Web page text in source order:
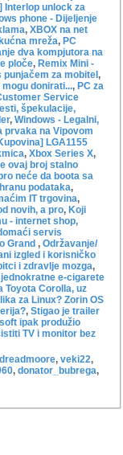
Interlop unlock za
phone - Dijeljenje
, XBOX na net
mreža, PC
dva kompjutora na
ploče, Remix Mini -
punjačem za mobitel ,
mogu donirati..., PC za
Service
špekulacije,
, Windows - Legalni,
prvaka na Vipovom
LGA1155
, Xbox Series X,
ovaj broj stalno
neće da boota sa
podataka,
IT trgovina,
novih, a pro, Koji
- internet shop,
servis
Grand , Održavanje/
izgled i korisničko
i zdravlje mozga,
e-cigarete
Toyota Corolla, uz
za Linux? Zorin OS
, Stigao je trailer
ipak produžio
TV i monitor bez
dreadmoore, veki22,
, donator_bubrega,